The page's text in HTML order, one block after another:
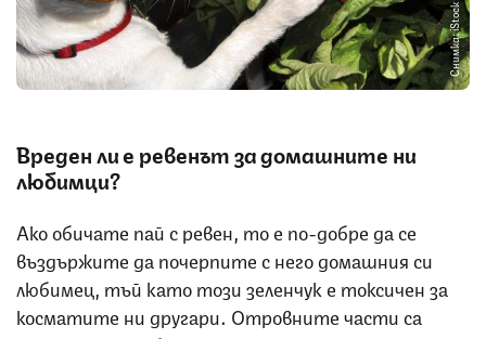
Снимка: iStock
Вреден ли е ревенът за домашните ни
любимци?
Ако обичате пай с ревен, то е по-добре да се
въздържите да почерпите с него домашния си
любимец, тъй като този зеленчук е токсичен за
косматите ни другари. Отровните части са